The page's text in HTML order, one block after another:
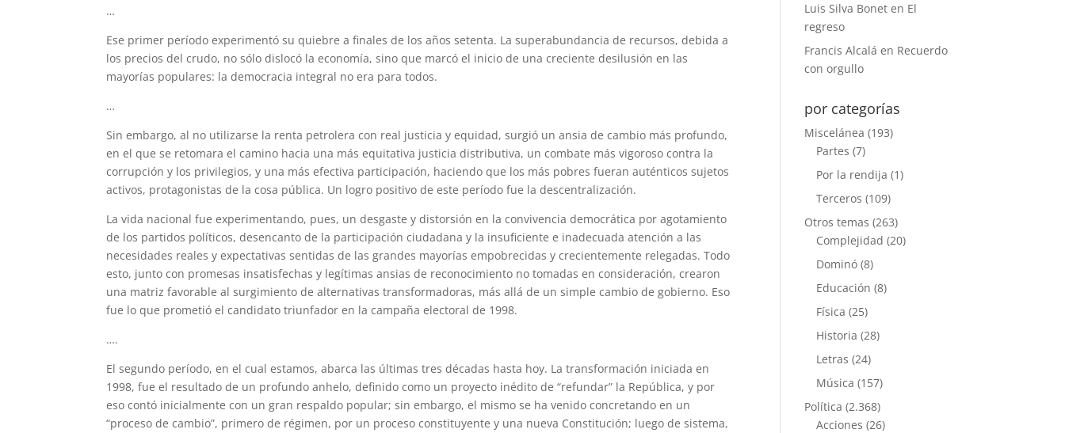
…
Ese primer período experimentó su quiebre a finales de los años setenta. La superabundancia de recursos, debida a
los precios del crudo, no sólo dislocó la economía, sino que marcó el inicio de una creciente desilusión en las
mayorías populares: la democracia integral no era para todos.
…
Sin embargo, al no utilizarse la renta petrolera con real justicia y equidad, surgió un ansia de cambio más profundo,
en el que se retomara el camino hacia una más equitativa justicia distributiva, un combate más vigoroso contra la
corrupción y los privilegios, y una más efectiva participación, haciendo que los más pobres fueran auténticos sujetos
activos, protagonistas de la cosa pública. Un logro positivo de este período fue la descentralización.
La vida nacional fue experimentando, pues, un desgaste y distorsión en la convivencia democrática por agotamiento
de los partidos políticos, desencanto de la participación ciudadana y la insuficiente e inadecuada atención a las
necesidades reales y expectativas sentidas de las grandes mayorías empobrecidas y crecientemente relegadas. Todo
esto, junto con promesas insatisfechas y legítimas ansias de reconocimiento no tomadas en consideración, crearon
una matriz favorable al surgimiento de alternativas transformadoras, más allá de un simple cambio de gobierno. Eso
fue lo que prometió el candidato triunfador en la campaña electoral de 1998.
….
El segundo período, en el cual estamos, abarca las últimas tres décadas hasta hoy. La transformación iniciada en
1998, fue el resultado de un profundo anhelo, definido como un proyecto inédito de “refundar” la República, y por
eso contó inicialmente con un gran respaldo popular; sin embargo, el mismo se ha venido concretando en un
“proceso de cambio”, primero de régimen, por un proceso constituyente y una nueva Constitución; luego de sistema,
Luis Silva Bonet en El
regreso
Francis Alcalá en Recuerdo
con orgullo
por categorías
Miscelánea (193)
Partes (7)
Por la rendija (1)
Terceros (109)
Otros temas (263)
Complejidad (20)
Dominó (8)
Educación (8)
Física (25)
Historia (28)
Letras (24)
Música (157)
Política (2.368)
Acciones (26)